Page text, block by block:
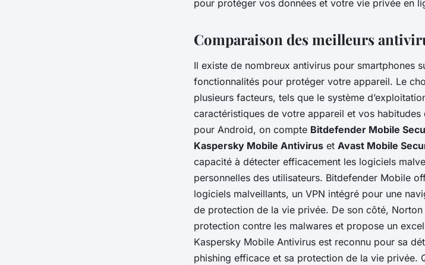
pour protéger vos données et votre vie privée en
Comparaison des meilleurs
Il existe de nombreux antivirus pour smartphones
fonctionnalités pour protéger votre appareil. Le
plusieurs facteurs, tels que le système
caractéristiques de votre appareil et vos habitudes
pour Android, on compte Bitdefender Mobile
Kaspersky Mobile Antivirus et Avast Mobile
capacité à détecter efficacement les logiciels
personnelles des utilisateurs. Bitdefender Mobile
logiciels malveillants, un VPN intégré pour une
de protection de la vie privée. De son côté,
protection contre les malwares et propose un
Kaspersky Mobile Antivirus est reconnu pour sa
phishing efficace et sa protection de la vie privée.